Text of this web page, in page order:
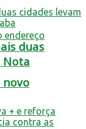
novo
duas
Nota